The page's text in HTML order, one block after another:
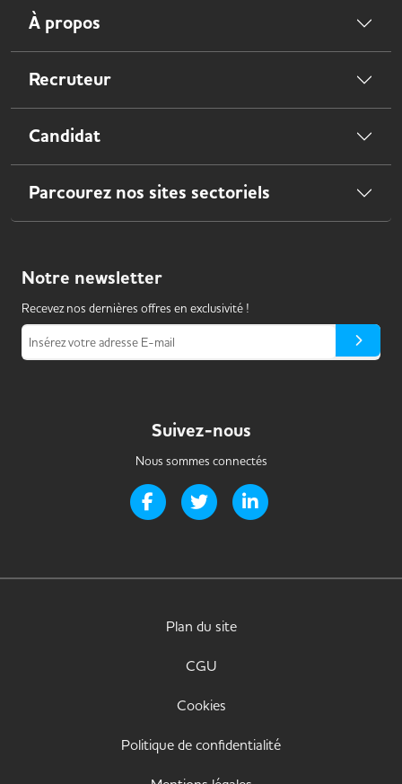
À propos
Recruteur
Candidat
Parcourez nos sites sectoriels
Notre newsletter
Recevez nos dernières offres en exclusivité !
Insérez votre adresse E-mail
Suivez-nous
Nous sommes connectés
Page Facebook de Handi-it
Page Twitter de Handi-it
Plan du site
CGU
Cookies
Politique de confidentialité